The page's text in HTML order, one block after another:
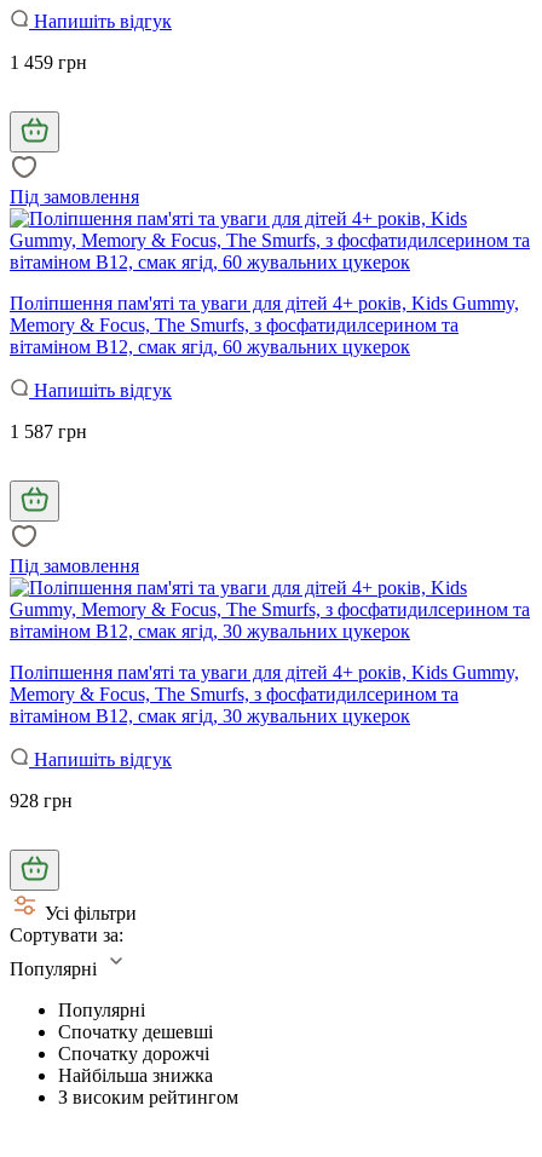
Напишіть відгук
1 459 грн
Під замовлення
Поліпшення пам'яті та уваги для дітей 4+ років, Kids Gummy,
Memory & Focus, The Smurfs, з фосфатидилсерином та
вітаміном В12, смак ягід, 60 жувальних цукерок
Напишіть відгук
1 587 грн
Під замовлення
Поліпшення пам'яті та уваги для дітей 4+ років, Kids Gummy,
Memory & Focus, The Smurfs, з фосфатидилсерином та
вітаміном В12, смак ягід, 30 жувальних цукерок
Напишіть відгук
928 грн
Усі фільтри
Сортувати за:
Популярні
Популярні
Спочатку дешевші
Спочатку дорожчі
Найбільша знижка
З високим рейтингом